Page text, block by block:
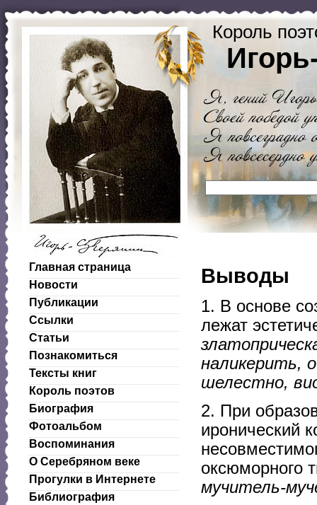
Король
Главная страница
Новости
Публикации
Ссылки
Статьи
Познакомиться
Тексты книг
Король поэтов
Биография
Фотоальбом
Воспоминания
О Серебряном веке
Прогулки в Интернете
Библиография
Выводы
1. В основе
лежат
наликерить,
шелестно,
2. При
иронический
оксюморного
мучитель-